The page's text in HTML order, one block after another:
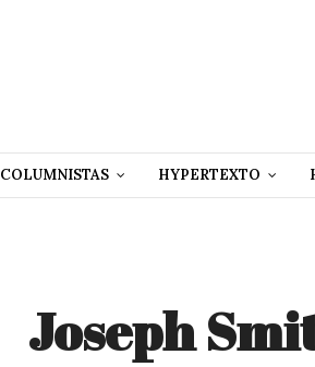
COLUMNISTAS HYPERTEXTO
Joseph